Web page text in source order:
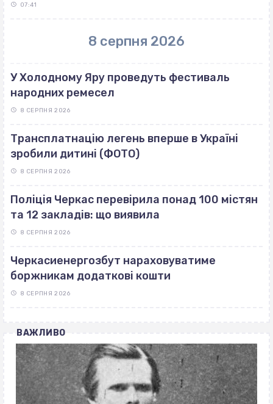
07:41
8 серпня 2026
У Холодному Яру проведуть фестиваль
народних ремесел
8 СЕРПНЯ 2026
Трансплатнацію легень вперше в Україні
зробили дитині (ФОТО)
8 СЕРПНЯ 2026
Поліція Черкас перевірила понад 100 містян
та 12 закладів: що виявила
8 СЕРПНЯ 2026
Черкасиенергозбут нараховуватиме
боржникам додаткові кошти
8 СЕРПНЯ 2026
ВАЖЛИВО